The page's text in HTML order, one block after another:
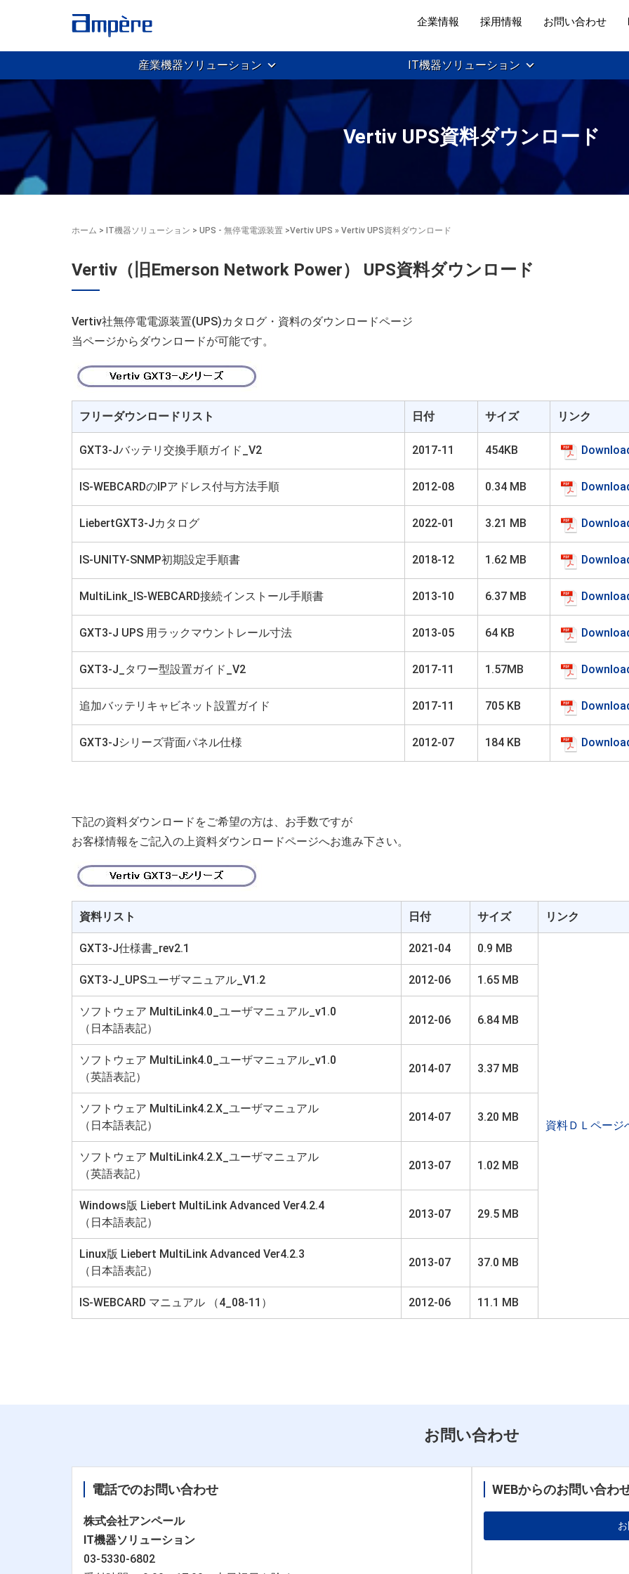
企業情報 採用情報 お問い合わせ
産業機器ソリューション IT機器ソリューション
Vertiv UPS資料ダウンロード
ホーム > IT機器ソリューション > UPS - 無停電電源装置 >Vertiv UPS » Vertiv UPS資料ダウンロード
Vertiv（旧Emerson Network Power） UPS資料ダウンロード
Vertiv社無停電電源装置(UPS)カタログ・資料のダウンロードページ
当ページからダウンロードが可能です。
フリーダウンロードリスト 日付 サイズ リンク
GXT3-Jバッテリ交換手順ガイド_V2 2017-11 454KB
IS-WEBCARDのIPアドレス付与方法手順 2012-08 0.34 MB
LiebertGXT3-Jカタログ 2022-01 3.21 MB
IS-UNITY-SNMP初期設定手順書 2018-12 1.62 MB
MultiLink_IS-WEBCARD接続インストール手順書 2013-10 6.37 MB
GXT3-J UPS 用ラックマウントレール寸法 2013-05 64 KB
GXT3-J_タワー型設置ガイド_V2 2017-11 1.57MB
追加バッテリキャビネット設置ガイド 2017-11 705 KB
GXT3-Jシリーズ背面パネル仕様 2012-07 184 KB
下記の資料ダウンロードをご希望の方は、お手数ですが
お客様情報をご記入の上資料ダウンロードページへお進み下さい。
資料リスト 日付 サイズ リンク
GXT3-J仕様書_rev2.1 2021-04 0.9 MB
資料ＤＬページ
GXT3-J_UPSユーザマニュアル_V1.2 2012-06 1.65 MB
ソフトウェア MultiLink4.0_ユーザマニュアル_v1.0
（日本語表記）
2012-06 6.84 MB
ソフトウェア MultiLink4.0_ユーザマニュアル_v1.0
（英語表記）
2014-07 3.37 MB
ソフトウェア MultiLink4.2.X_ユーザマニュアル
（日本語表記）
2014-07 3.20 MB
ソフトウェア MultiLink4.2.X_ユーザマニュアル
（英語表記）
2013-07 1.02 MB
Windows版 Liebert MultiLink Advanced Ver4.2.4
（日本語表記）
2013-07 29.5 MB
Linux版 Liebert MultiLink Advanced Ver4.2.3
（日本語表記）
2013-07 37.0 MB
IS-WEBCARD マニュアル （4_08-11） 2012-06 11.1 MB
お問い合わせ
電話でのお問い合わせ
株式会社アンペール
IT機器ソリューション
03-5330-6802
WEBからのお問い合わ